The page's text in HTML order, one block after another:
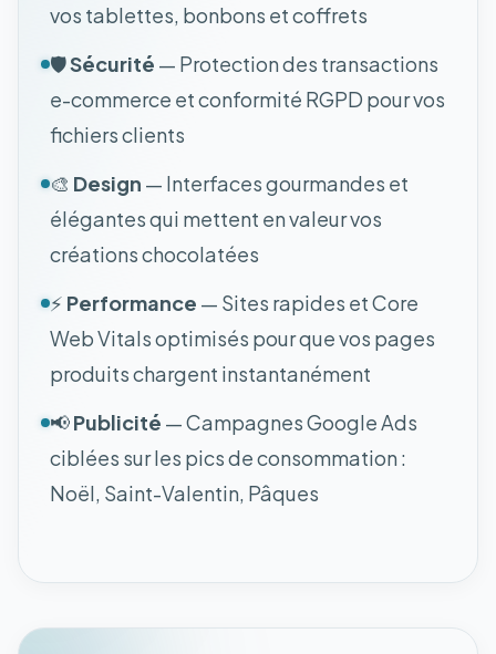
vos tablettes, bonbons et coffrets
🛡️Sécurité — Protection des transactions
e-commerce et conformité RGPD pour vos
fichiers clients
🎨 Design — Interfaces gourmandes et
élégantes qui mettent en valeur vos
créations chocolatées
⚡ Performance — Sites rapides et Core
Web Vitals optimisés pour que vos pages
produits chargent instantanément
📢Publicité — Campagnes Google Ads
ciblées sur les pics de consommation :
Noël, Saint-Valentin, Pâques